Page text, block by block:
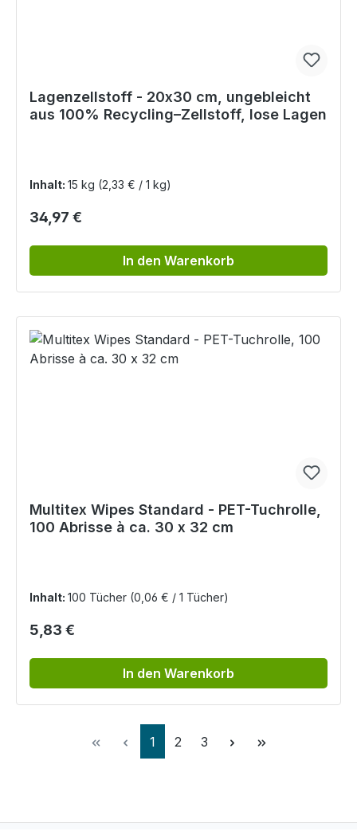
Lagenzellstoff - 20x30 cm, ungebleicht
aus 100% Recycling–Zellstoff, lose Lagen
Inhalt: 15 kg (2,33 € / 1 kg)
Regulärer Preis:
34,97 €
In den Warenkorb
Multitex Wipes Standard - PET-Tuchrolle,
100 Abrisse à ca. 30 x 32 cm
Inhalt: 100 Tücher (0,06 € / 1 Tücher)
Regulärer Preis:
5,83 €
In den Warenkorb
Seite
1 Seite
2 Seite
3